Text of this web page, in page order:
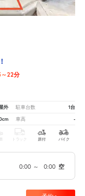
～22分
外 駐車台数 1台
車高 -
トラック 原付 バイク
0:00 ～ 0:00 空